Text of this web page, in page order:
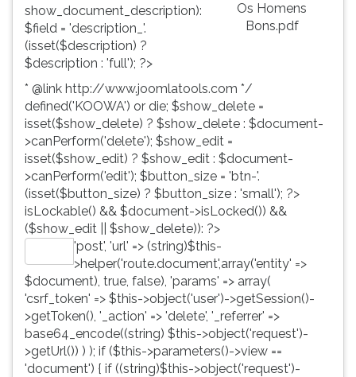
Os Homens
Bons.pdf
show_document_description):
$field = 'description_'.
(isset($description) ?
$description : 'full'); ?>
* @link http://www.joomlatools.com */
defined('KOOWA') or die; $show_delete =
isset($show_delete) ? $show_delete : $document-
>canPerform('delete'); $show_edit =
isset($show_edit) ? $show_edit : $document-
>canPerform('edit'); $button_size = 'btn-'.
(isset($button_size) ? $button_size : 'small'); ?>
isLockable() && $document->isLocked()) &&
($show_edit || $show_delete)): ?>
'post', 'url' => (string)$this-
>helper('route.document',array('entity' =>
$document), true, false), 'params' => array(
'csrf_token' => $this->object('user')->getSession()-
>getToken(), '_action' => 'delete', '_referrer' =>
base64_encode((string) $this->object('request')-
>getUrl()) ) ); if ($this->parameters()->view ==
'document') { if ((string)$this->object('request')-